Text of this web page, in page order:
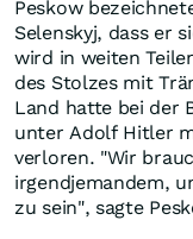
Peskow
Selenskyj, dass er
wird in weiten
des Stolzes mit
Land hatte bei der
unter Adolf Hitler
verloren. "Wir
irgendjemandem,
zu sein", sagte